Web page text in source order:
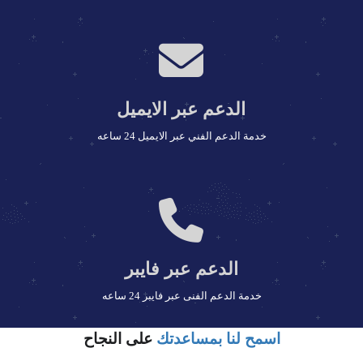
عروض الرسيلرات + عروض التصميم +
عروض الدعم الفني + الحسابات البنكية +
اتفاقية الاستخدام + من نحن + الأسئلة
استخدام أفضل خطوط الويب بالاستايل
وكذلك بالشعار لسهولة التعديل عليه
ضغط جميع الملفات المهمة لزيادة سرعة
التصفح
إضافة أيقونات التواصل والمراسلة بشكل
مميز في الهيدر والفوتر وكذلك رقم الهاتف
والتحدث المباشر في الهيدر
إضافة سلايدر لعرض نماذج من الأعمال
الدعم عبر الايميل
خدمة الدعم الفني عبر الايميل 24 ساعه
الدعم عبر فايبر
خدمة الدعم الفنى عبر فايبر 24 ساعه
اسمح لنا بمساعدتكعلى النجاح